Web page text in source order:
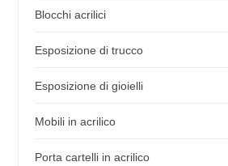
Blocchi acrilici
Esposizione di trucco
Esposizione di gioielli
Mobili in acrilico
Porta cartelli in acrilico